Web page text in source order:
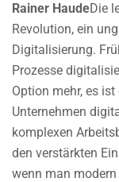
Rainer HaudeDie
Revolution, ein
Digitalisierung.
Prozesse
Option mehr, es
Unternehmen
komplexen
den verstärkten
wenn man